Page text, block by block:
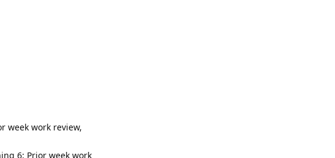
week work review,
6: Prior week work